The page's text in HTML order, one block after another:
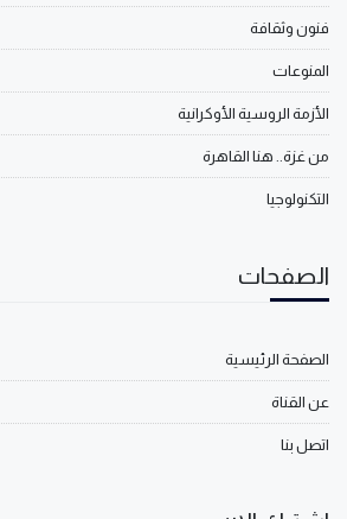
فنون وثقافة
المنوعات
الأزمة الروسية الأوكرانية
من غزة.. هنا القاهرة
التكنولوجيا
الصفحات
الصفحة الرئيسية
عن القناة
اتصل بنا